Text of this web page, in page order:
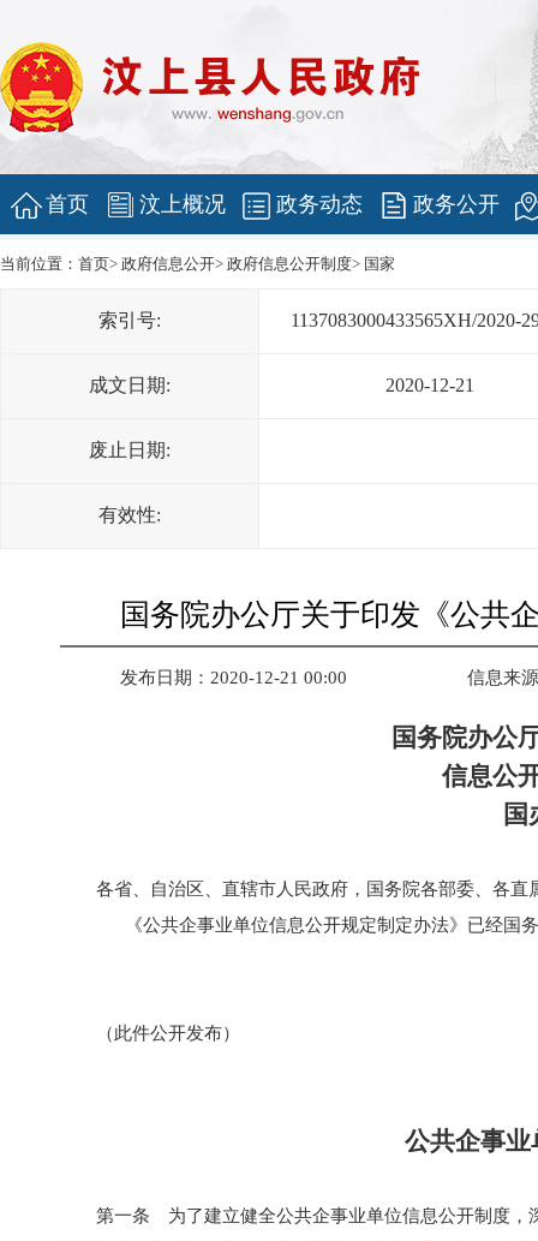
首页 汶上概况 政务动态 政务公开
当前位置： 首页> 政府信息公开> 政府信息公开制度> 国家
索引号: 1137083000433565XH/2020-
成文日期: 2020-12-21
废止日期:
有效性:
国务院办公厅关于印发《公共
发布日期：2020-12-21 00:00 信息来
国务院办公
信息公
国
各省、自治区、直辖市人民政府，国务院各部委、各直
《公共企事业单位信息公开规定制定办法》已经国
（此件公开发布）
公共企事
第一条 为了建立健全公共企事业单位信息公开制度，